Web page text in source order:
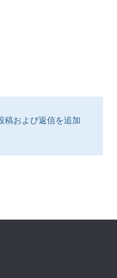
稿および返信を追加